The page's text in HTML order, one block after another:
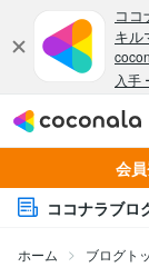
会
ココナラブロ
ホーム ブログト